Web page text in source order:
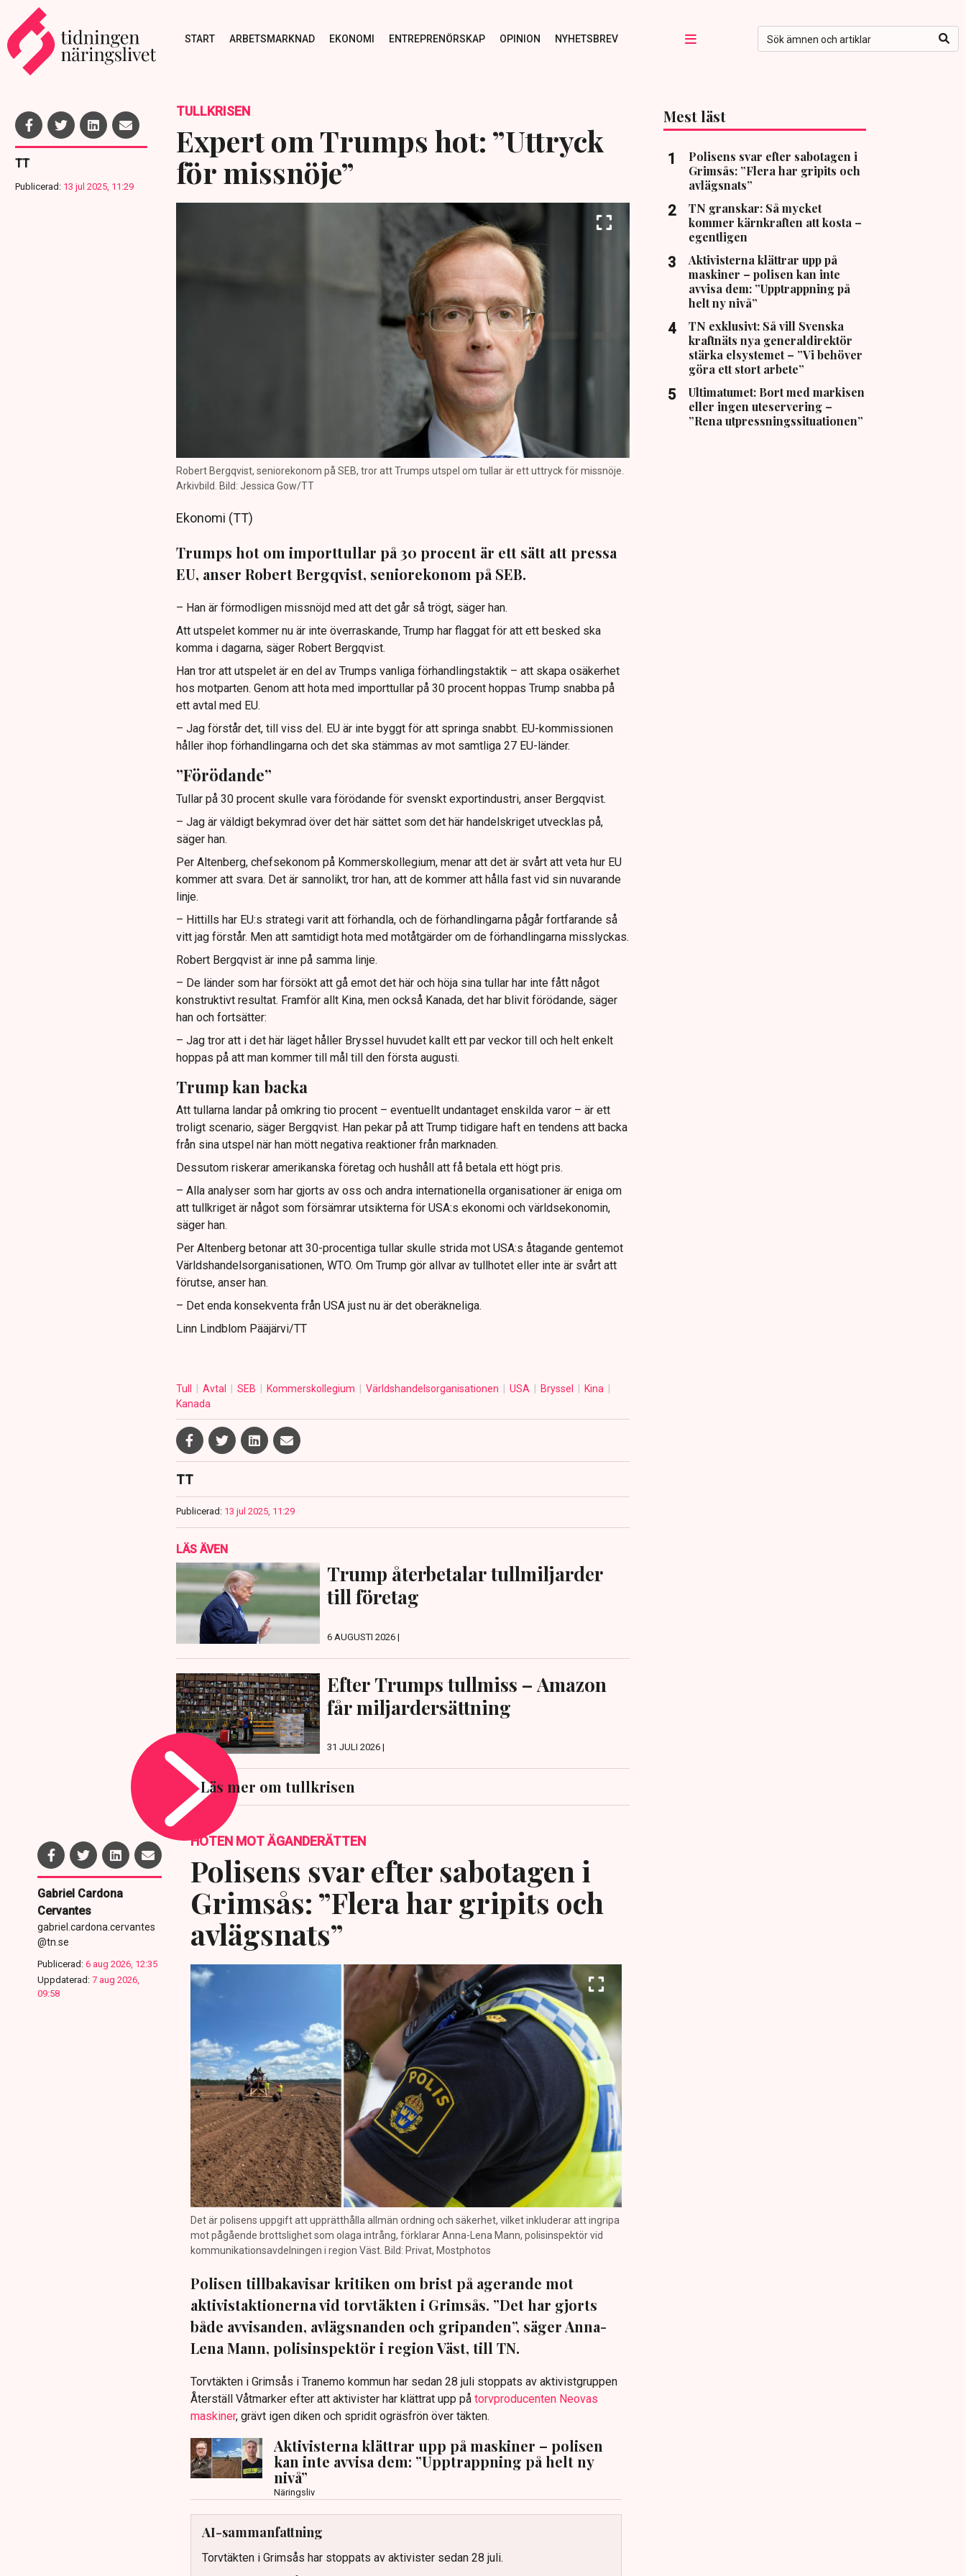
START ARBETSMARKNAD EKONOMI ENTREPRENÖRSKAP OPINION NYHETSBREV
TT
Publicerad: 13 jul 2025, 11:29
TULLKRISEN
Expert om Trumps hot: ”Uttryck
för missnöje”
Robert Bergqvist, seniorekonom på SEB, tror att Trumps utspel om tullar är ett uttryck för missnöje.
Arkivbild. Bild: Jessica Gow/TT
Ekonomi (TT)
Trumps hot om importtullar på 30 procent är ett sätt att pressa
EU, anser Robert Bergqvist, seniorekonom på SEB.
– Han är förmodligen missnöjd med att det går så trögt, säger han.
Att utspelet kommer nu är inte överraskande, Trump har flaggat för att ett besked ska
komma i dagarna, säger Robert Bergqvist.
Han tror att utspelet är en del av Trumps vanliga förhandlingstaktik – att skapa osäkerhet
hos motparten. Genom att hota med importtullar på 30 procent hoppas Trump snabba på
ett avtal med EU.
– Jag förstår det, till viss del. EU är inte byggt för att springa snabbt. EU-kommissionen
håller ihop förhandlingarna och det ska stämmas av mot samtliga 27 EU-länder.
”Förödande”
Tullar på 30 procent skulle vara förödande för svenskt exportindustri, anser Bergqvist.
– Jag är väldigt bekymrad över det här sättet som det här handelskriget utvecklas på,
säger han.
Per Altenberg, chefsekonom på Kommerskollegium, menar att det är svårt att veta hur EU
kommer att svara. Det är sannolikt, tror han, att de kommer att hålla fast vid sin nuvarande
linje.
– Hittills har EU:s strategi varit att förhandla, och de förhandlingarna pågår fortfarande så
vitt jag förstår. Men att samtidigt hota med motåtgärder om de förhandlingarna misslyckas.
Robert Bergqvist är inne på samma linje.
– De länder som har försökt att gå emot det här och höja sina tullar har inte fått något
konstruktivt resultat. Framför allt Kina, men också Kanada, det har blivit förödande, säger
han och fortsätter:
– Jag tror att i det här läget håller Bryssel huvudet kallt ett par veckor till och helt enkelt
hoppas på att man kommer till mål till den första augusti.
Trump kan backa
Att tullarna landar på omkring tio procent – eventuellt undantaget enskilda varor – är ett
troligt scenario, säger Bergqvist. Han pekar på att Trump tidigare haft en tendens att backa
från sina utspel när han mött negativa reaktioner från marknaden.
Dessutom riskerar amerikanska företag och hushåll att få betala ett högt pris.
– Alla analyser som har gjorts av oss och andra internationella organisationer är eniga om
att tullkriget är något som försämrar utsikterna för USA:s ekonomi och världsekonomin,
säger han.
Per Altenberg betonar att 30-procentiga tullar skulle strida mot USA:s åtagande gentemot
Världshandelsorganisationen, WTO. Om Trump gör allvar av tullhotet eller inte är svårt att
förutse, anser han.
– Det enda konsekventa från USA just nu är det oberäkneliga.
Linn Lindblom Pääjärvi/TT
Tull Avtal SEB Kommerskollegium Världshandelsorganisationen USA Bryssel
Kina
Kanada
TT
Publicerad: 13 jul 2025, 11:29
LÄS ÄVEN
Trump återbetalar tullmiljarder
till företag
6 AUGUSTI 2026 |
Efter Trumps tullmiss – Amazon
får miljardersättning
31 JULI 2026 |
Läs mer om tullkrisen
Mest läst
Polisens svar efter sabotagen i
Grimsås: ”Flera har gripits och
avlägsnats”
TN granskar: Så mycket
kommer kärnkraften att kosta –
egentligen
Aktivisterna klättrar upp på
maskiner – polisen kan inte
avvisa dem: ”Upptrappning på
helt ny nivå”
TN exklusivt: Så vill Svenska
kraftnäts nya generaldirektör
stärka elsystemet – ”Vi behöver
göra ett stort arbete”
Ultimatumet: Bort med markisen
eller ingen uteservering –
”Rena utpressningssituationen”
Gabriel Cardona
Cervantes
gabriel.cardona.cervantes
@tn.se
Publicerad: 6 aug 2026, 12:35
Uppdaterad: 7 aug 2026,
09:58
HOTEN MOT ÄGANDERÄTTEN
Polisens svar efter sabotagen i
Grimsås: ”Flera har gripits och
avlägsnats”
Det är polisens uppgift att upprätthålla allmän ordning och säkerhet, vilket inkluderar att ingripa
mot pågående brottslighet som olaga intrång, förklarar Anna-Lena Mann, polisinspektör vid
kommunikationsavdelningen i region Väst. Bild: Privat, Mostphotos
Polisen tillbakavisar kritiken om brist på agerande mot
aktivistaktionerna vid torvtäkten i Grimsås. ”Det har gjorts
både avvisanden, avlägsnanden och gripanden”, säger Anna-
Lena Mann, polisinspektör i region Väst, till TN.
Torvtäkten i Grimsås i Tranemo kommun har sedan 28 juli stoppats av aktivistgruppen
Återställ Våtmarker efter att aktivister har klättrat upp påtorvproducenten Neovas
maskiner, grävt igen diken och spridit ogräsfrön över täkten.
Aktivisterna klättrar upp på maskiner – polisen
kan inte avvisa dem: ”Upptrappning på helt ny
nivå”
Näringsliv
AI-sammanfattning
Torvtäkten i Grimsås har stoppats av aktivister sedan 28 juli.